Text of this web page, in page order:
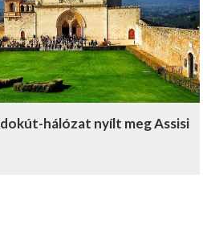
hálózat nyílt meg Assisi